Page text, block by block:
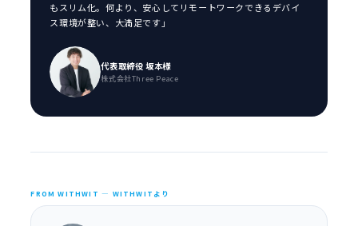
もスリム化。何より、安心してリモートワークできるデバイ
ス環境が整い、大満足です」
代表取締役 坂本様
株式会社Three Peace
FROM WITHWIT — WITHWITより